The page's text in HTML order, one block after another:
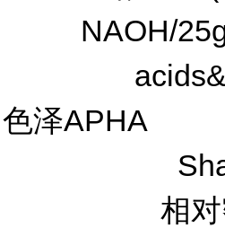
NAOH/
色泽
相